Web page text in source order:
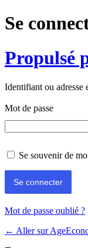
Se
Propulsé
Identifiant ou adresse
Mot de passe
Se souvenir de
Mot de passe oublié ?
← Aller sur